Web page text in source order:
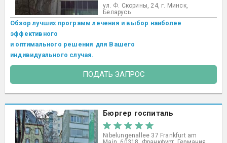
ул. Ф. Скорины, 24, г. Минск,
Беларусь
Обзор лучших программ лечения и выбор наиболее
эффективного
и оптимального решения для Вашего
индивидуального случая.
ПОДАТЬ ЗАПРОС
Бюргер госпиталь
Nibelungenallee 37 Frankfurt am